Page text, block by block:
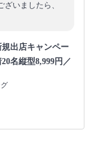
いましたら、
規出店キャンペー
名縦型8,999円／